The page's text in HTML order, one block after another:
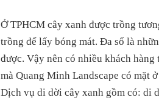
Ở TPHCM cây xanh được trồng
trồng để lấy bóng mát. Đa số là
được. Vậy nên có nhiều khách
mà Quang Minh Landscape có mặt ở
Dịch vụ di dời cây xanh gồm có: di